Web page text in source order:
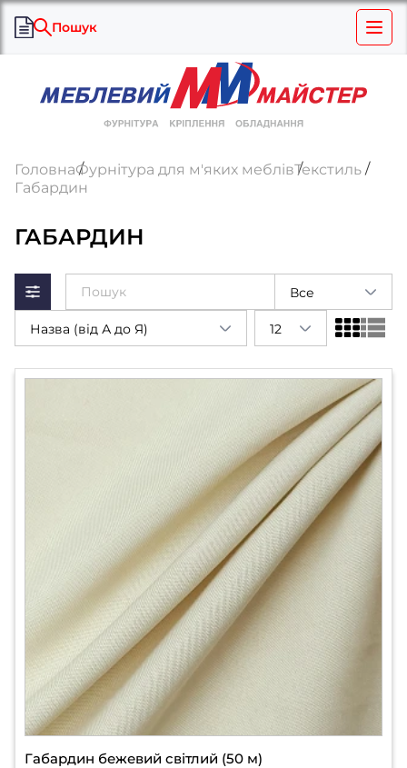
Пошук
ГоловнаФурнітура для м'яких меблівТекстиль
Габардин
ГАБАРДИН
Все
Назва (від А до Я) 12
Габардин бежевий світлий (50 м)